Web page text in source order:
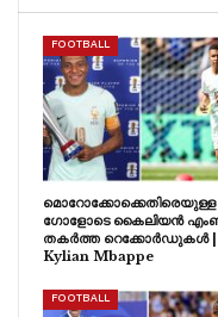
FOOTBALL
മൊറോക്കോക്കെതിരെയുള്ള
ഗോളോടെ കൈലിയൻ
തകർത്ത റെക്കോർഡുകൾ |
Kylian Mbappe
FOOTBALL